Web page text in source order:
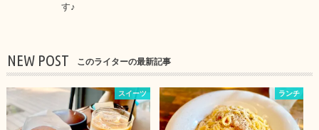
す♪
NEW POST このライターの最新記事
スイーツ ランチ